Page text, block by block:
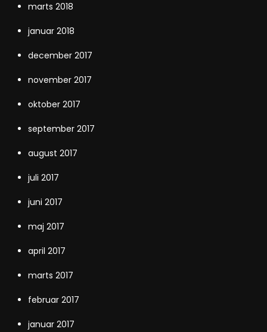
marts 2018
januar 2018
december 2017
november 2017
oktober 2017
september 2017
august 2017
juli 2017
juni 2017
maj 2017
april 2017
marts 2017
februar 2017
januar 2017